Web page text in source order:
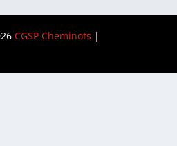
CGSP Cheminots |